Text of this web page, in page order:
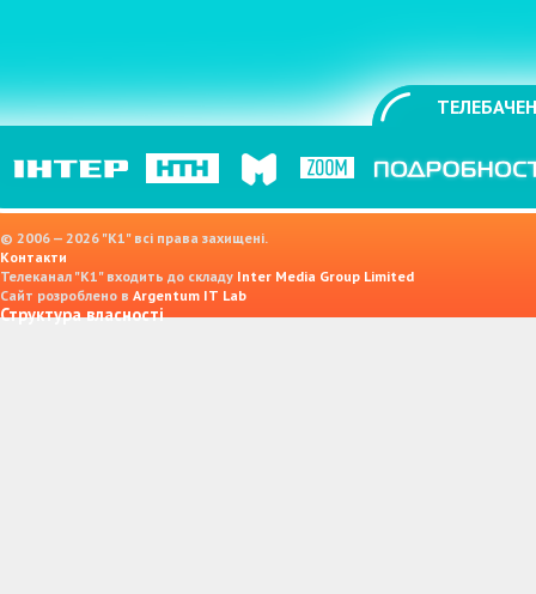
© 2006 — 2026 "K1" всі права захищені.
Контакти
Телеканал "К1" входить до складу Inter Media Group Limited
Сайт розроблено в Argentum IT Lab
Структура власності